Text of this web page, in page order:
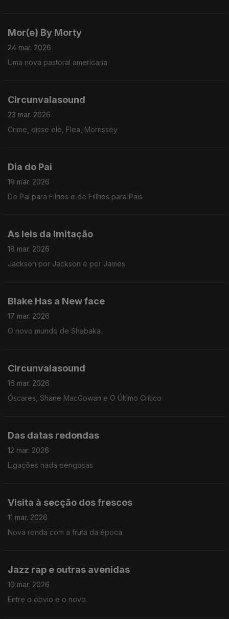
Mor(e) By Morty
24 mar. 2026
Uma nova pastoral americana
Circunvalasound
23 mar. 2026
Crime, disse ele, Flea, Morrissey
Dia do Pai
19 mar. 2026
De Pai para Filhos e de Fillhos para Pais
As leis da Imitação
18 mar. 2026
Jackson por Jackson e por James.
Blake Has a New face
17 mar. 2026
O novo mundo de Shabaka.
Circunvalasound
16 mar. 2026
Óscares, Shane MacGowan e O Último Crítico
Das datas redondas
12 mar. 2026
Ligações nada perigosas
Visita à secção dos frescos
11 mar. 2026
Nova ronda com a fruta da época
Jazz rap e outras avenidas
10 mar. 2026
Entre o óbvio e o novo.